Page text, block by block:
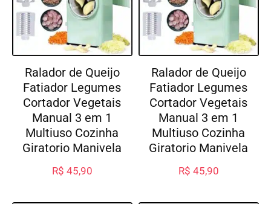
Ralador de Queijo
Fatiador Legumes
Cortador Vegetais
Manual 3 em 1
Multiuso Cozinha
Giratorio Manivela
R$ 45,90
Ralador de Queijo
Fatiador Legumes
Cortador Vegetais
Manual 3 em 1
Multiuso Cozinha
Giratorio Manivela
R$ 45,90